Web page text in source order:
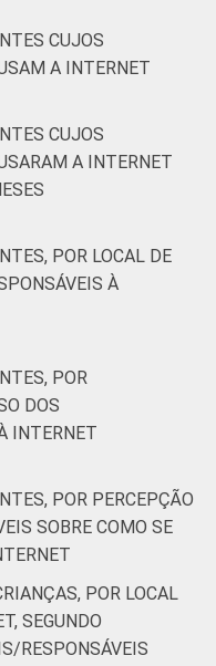
10
12
a 14
a 17
34
1
2 SM
2
3 SM
49
3
65
CUJOS
A INTERNET
CUJOS
A INTERNET
POR LOCAL DE
À
POR
DOS
INTERNET
POR PERCEPÇÃO
SOBRE COMO SE
POR LOCAL
SEGUNDO
RESPONSÁVEIS